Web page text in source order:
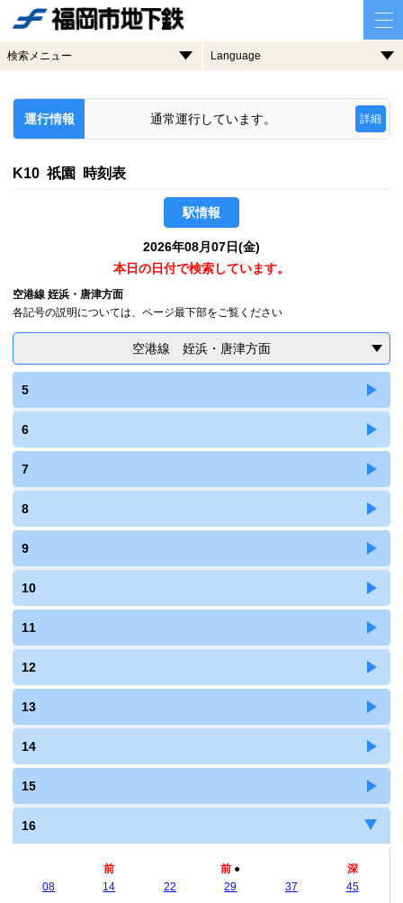
検索メニュー Language
運行情報 通常運行しています。 詳細
K10 祇園 時刻表
駅情報
2026年08月07日(金)
本日の日付で検索しています。
空港線 姪浜・唐津方面
各記号の説明については、ページ最下部をご覧ください
空港線 姪浜・唐津方面
5
6
7
8
9
10
11
12
13
14
15
16
08
前
14
22
前 ●
29
37
深
45